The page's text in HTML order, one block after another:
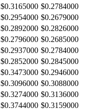
$0.3165000 $0.2784000
$0.2954000 $0.2679000
$0.2892000 $0.2826000
$0.2796000 $0.2685000
$0.2937000 $0.2784000
$0.2852000 $0.2845000
$0.3473000 $0.2946000
$0.3096000 $0.3088000
$0.3274000 $0.3136000
$0.3744000 $0.3159000